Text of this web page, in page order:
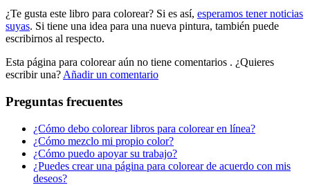
Nezaradené
Sin categorizar
¿Te gusta este libro para colorear? Si es así, esperamos tener noticias
suyas. Si tiene una idea para una nueva pintura, también puede
escribirnos al respecto.
Esta página para colorear aún no tiene comentarios . ¿Quieres
escribir una? Añadir un comentario
Preguntas frecuentes
¿Cómo debo colorear libros para colorear en línea?
¿Cómo mezclo mi propio color?
¿Cómo puedo apoyar su trabajo?
¿Puedes crear una página para colorear de acuerdo con mis
deseos?